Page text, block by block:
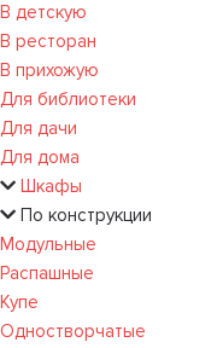
В детскую
В ресторан
В прихожую
Для библиотеки
Для дачи
Для дома
Шкафы
По конструкции
Модульные
Распашные
Купе
Одностворчатые